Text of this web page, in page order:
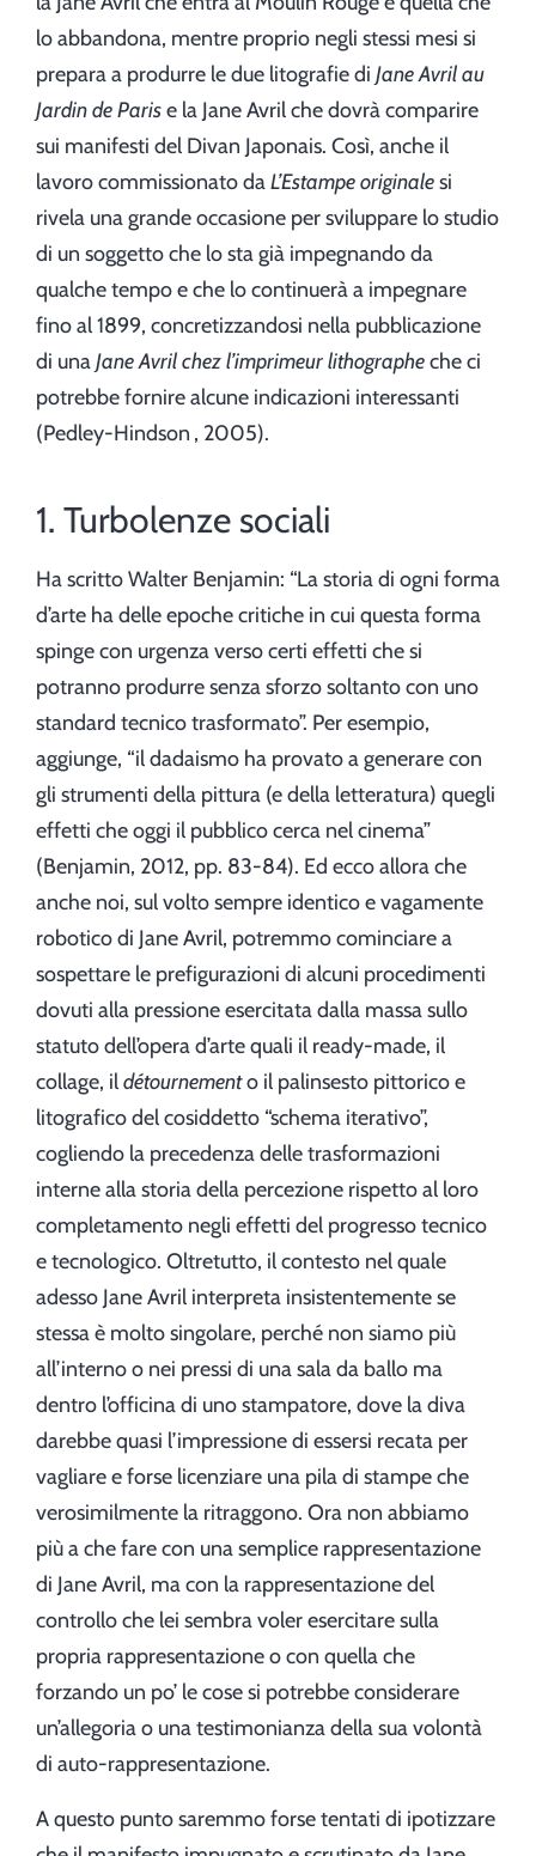
lo abbandona, mentre proprio negli stessi mesi si
prepara a produrre le due litografie di Jane Avril au
Jardin de Parise la Jane Avril che dovrà comparire
sui manifesti del Divan Japonais. Così, anche il
lavoro commissionato daL’Estampe originalesi
rivela una grande occasione per sviluppare lo studio
di un soggetto che lo sta già impegnando da
qualche tempo e che lo continuerà a impegnare
fino al 1899, concretizzandosi nella pubblicazione
di unaJane Avril chez l’imprimeur lithographeche ci
potrebbe fornire alcune indicazioni interessanti
(Pedley-Hindson , 2005).
1. Turbolenze sociali
Ha scritto Walter Benjamin: “La storia di ogni forma
d’arte ha delle epoche critiche in cui questa forma
spinge con urgenza verso certi effetti che si
potranno produrre senza sforzo soltanto con uno
standard tecnico trasformato”. Per esempio,
aggiunge, “il dadaismo ha provato a generare con
gli strumenti della pittura (e della letteratura) quegli
effetti che oggi il pubblico cerca nel cinema”
(Benjamin, 2012, pp. 83-84). Ed ecco allora che
anche noi, sul volto sempre identico e vagamente
robotico di Jane Avril, potremmo cominciare a
sospettare le prefigurazioni di alcuni procedimenti
dovuti alla pressione esercitata dalla massa sullo
statuto dell’opera d’arte quali il ready-made, il
collage, ildétournemento il palinsesto pittorico e
litografico del cosiddetto “schema iterativo”,
cogliendo la precedenza delle trasformazioni
interne alla storia della percezione rispetto al loro
completamento negli effetti del progresso tecnico
e tecnologico. Oltretutto, il contesto nel quale
adesso Jane Avril interpreta insistentemente se
stessa è molto singolare, perché non siamo più
all’interno o nei pressi di una sala da ballo ma
dentro l’officina di uno stampatore, dove la diva
darebbe quasi l’impressione di essersi recata per
vagliare e forse licenziare una pila di stampe che
verosimilmente la ritraggono. Ora non abbiamo
più a che fare con una semplice rappresentazione
di Jane Avril, ma con la rappresentazione del
controllo che lei sembra voler esercitare sulla
propria rappresentazione o con quella che
forzando un po’ le cose si potrebbe considerare
un’allegoria o una testimonianza della sua volontà
di auto-rappresentazione.
A questo punto saremmo forse tentati di ipotizzare